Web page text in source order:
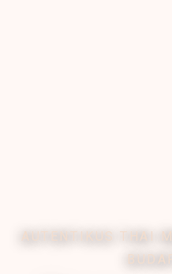
AUTENTIKUS THAI